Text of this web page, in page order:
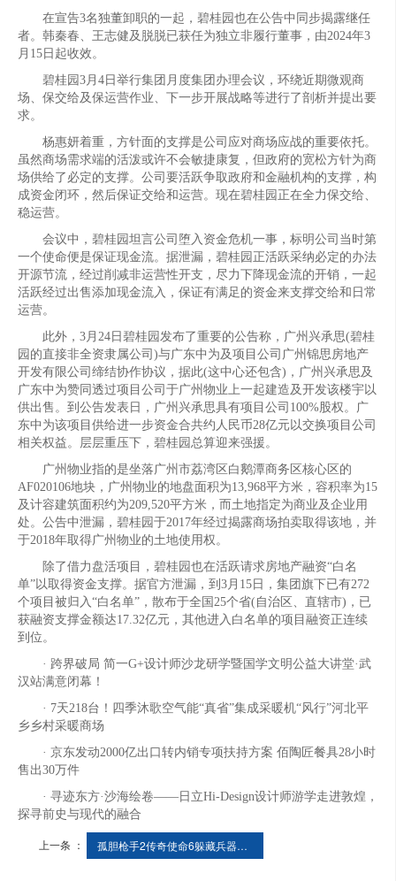
在宣告3名独董卸职的一起，碧桂园也在公告中同步揭露继任
者。韩秦春、王志健及脱脱已获任为独立非履行董事，由2024年3
月15日起收效。
碧桂园3月4日举行集团月度集团办理会议，环绕近期微观商
场、保交给及保运营作业、下一步开展战略等进行了剖析并提出要
求。
杨惠妍着重，方针面的支撑是公司应对商场应战的重要依托。
虽然商场需求端的活泼或许不会敏捷康复，但政府的宽松方针为商
场供给了必定的支撑。公司要活跃争取政府和金融机构的支撑，构
成资金闭环，然后保证交给和运营。现在碧桂园正在全力保交给、
稳运营。
会议中，碧桂园坦言公司堕入资金危机一事，标明公司当时第
一个使命便是保证现金流。据泄漏，碧桂园正活跃采纳必定的办法
开源节流，经过削减非运营性开支，尽力下降现金流的开销，一起
活跃经过出售添加现金流入，保证有满足的资金来支撑交给和日常
运营。
此外，3月24日碧桂园发布了重要的公告称，广州兴承思(碧桂
园的直接非全资隶属公司)与广东中为及项目公司广州锦思房地产
开发有限公司缔结协作协议，据此(这中心还包含)，广州兴承思及
广东中为赞同透过项目公司于广州物业上一起建造及开发该楼宇以
供出售。到公告发表日，广州兴承思具有项目公司100%股权。广
东中为该项目供给进一步资金合共约人民币28亿元以交换项目公司
相关权益。层层重压下，碧桂园总算迎来强援。
广州物业指的是坐落广州市荔湾区白鹅潭商务区核心区的
AF020106地块，广州物业的地盘面积为13,968平方米，容积率为15
及计容建筑面积约为209,520平方米，而土地指定为商业及企业用
处。公告中泄漏，碧桂园于2017年经过揭露商场拍卖取得该地，并
于2018年取得广州物业的土地使用权。
除了借力盘活项目，碧桂园也在活跃请求房地产融资“白名
单”以取得资金支撑。据官方泄漏，到3月15日，集团旗下已有272
个项目被归入“白名单”，散布于全国25个省(自治区、直辖市)，已
获融资支撑金额达17.32亿元，其他进入白名单的项目融资正连续
到位。
· 跨界破局 简一G+设计师沙龙研学暨国学文明公益大讲堂·武
汉站满意闭幕！
· 7天218台！四季沐歌空气能“真省”集成采暖机“风行”河北平
乡乡村采暖商场
· 京东发动2000亿出口转内销专项扶持方案 佰陶匠餐具28小时
售出30万件
· 寻迹东方·沙海绘卷——日立Hi-Design设计师游学走进敦煌，
探寻前史与现代的融合
上一条 ： 孤胆枪手2传奇使命6躲藏兵器在哪